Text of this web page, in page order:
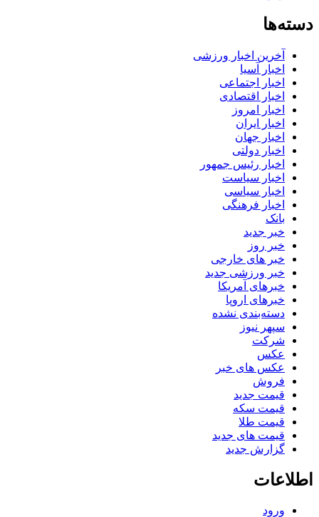
دسته‌ها
آخرین اخبار ورزشی
اخبار آسیا
اخبار اجتماعی
اخبار اقتصادی
اخبار امروز
اخبار ایران
اخبار جهان
اخبار دولتی
اخبار رئیس جمهور
اخبار سیاست
اخبار سیاسی
اخبار فرهنگی
بانک
خبر جدید
خبر روز
خبر های خارجی
خبر ورزشی جدید
خبرهای آمریکا
خبرهای اروپا
دسته‌بندی نشده
سپهر نیوز
شرکت
عکس
عکس های خبر
فروش
قیمت جدید
قیمت سکه
قیمت طلا
قیمت های جدید
گزارش جدید
اطلاعات
ورود